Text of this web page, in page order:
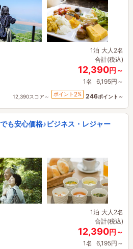
1泊 大人2名
合計(税込)
12,390円～
1名 6,195円～
12,390スコア～ ポイント 2% 246ポイント～
も安心価格♪ビジネス・レジャー
1泊 大人2名
合計(税込)
12,390円～
1名 6,195円～